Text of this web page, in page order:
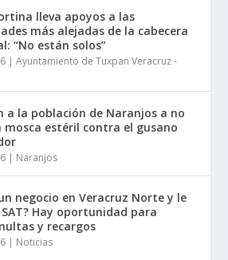
lleva apoyos a las
más alejadas de la cabecera
“No están solos”
|Ayuntamiento de Tuxpan Veracruz -
a la población de Naranjos a no
estéril contra el gusano
| Naranjos
negocio en Veracruz Norte y le
Hay oportunidad para
y recargos
| Noticias